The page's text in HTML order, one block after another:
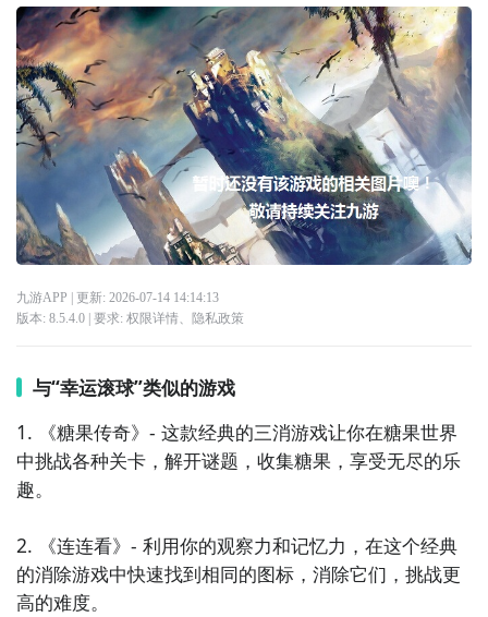
九游APP | 更新: 2026-07-14 14:14:13
版本: 8.5.4.0| 要求: 权限详情、 隐私政策
与“幸运滚球”类似的游戏
1. 《糖果传奇》- 这款经典的三消游戏让你在糖果世界
中挑战各种关卡，解开谜题，收集糖果，享受无尽的乐
趣。
2. 《连连看》- 利用你的观察力和记忆力，在这个经典
的消除游戏中快速找到相同的图标，消除它们，挑战更
高的难度。